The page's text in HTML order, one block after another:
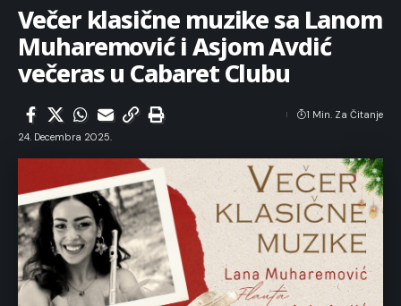
Večer klasične muzike sa Lanom
Muharemović i Asjom Avdić
večeras u Cabaret Clubu
24. Decembra 2025.
1 Min. Za Čitanje